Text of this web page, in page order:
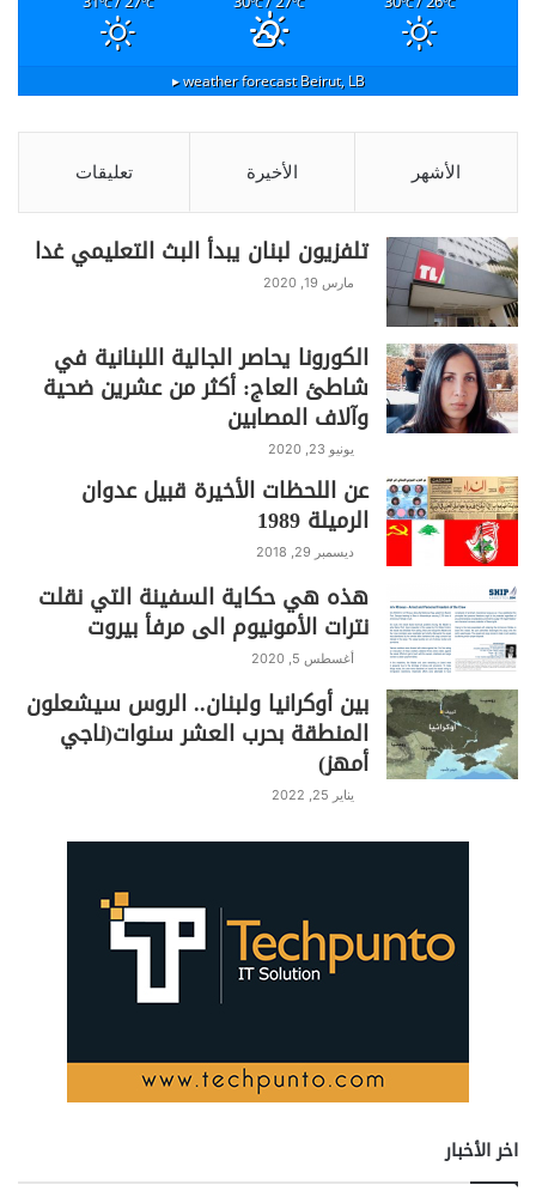
Beirut, LB
weather forecast ▸
الأشهر الأخيرة تعليقات
تلفزيون لبنان يبدأ البث التعليمي غدا
مارس 19, 2020
الكورونا يحاصر الجالية اللبنانية في
شاطئ العاج: أكثر من عشرين ضحية
وآلاف المصابين
يونيو 23, 2020
عن اللحظات الأخيرة قبيل عدوان
الرميلة 1989
ديسمبر 29, 2018
هذه هي حكاية السفينة التي نقلت
نترات الأمونيوم الى مرفأ بيروت
أغسطس 5, 2020
بين أوكرانيا ولبنان.. الروس سيشعلون
المنطقة بحرب العشر سنوات(ناجي
أمهز)
يناير 25, 2022
اخر الأخبار